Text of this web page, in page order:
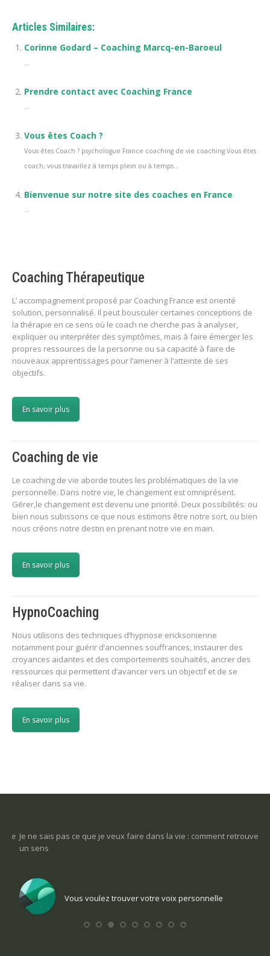
Articles Similaires:
Corinne Godard – Coaching Marcq-en-Baroeul
...
Prendre contact avec Coaching France
...
Vous êtes Coach ?
Vous êtes Coach ? psychologue France coaching de vie coaching Vous êtes
coach, vous travaillez à temps plein ou à temps...
Bienvenue sur notre site des coaches en France
...
Coaching Thérapeutique
L’ accompagnement proposé par Coaching France est orienté
solution, personnalisé. Il peut bousculer certaines conceptions de
la thérapie en ce sens où le coach ne cherche pas à analyser,
expliquer ou interpréter des symptômes, mais à faire émerger les
propres ressources de la personne ou sa capacité à faire de
nouveaux apprentissages pour l’amener à l’atteinte de ses
objectifs.
En savoir plus
Coaching de vie
Le coaching de vie aborde toutes les problématiques de la vie
personnelle. Dans notre vie, le changement est omniprésent.
Gérer,le changement est devenu une priorité. Deux possibilités: ou
bien nous subissons ce que nous estimons être notre sort, ou bien
nous créons notre destin en prenant notre vie en main.
En savoir plus
HypnoCoaching
Nous utilisons des techniques d’hypnose ericksonienne
notamment pour guérir d’anciennes souffrances, instaurer des
croyances aidantes et des comportements souhaités, ancrer des
ressources qui permettent d’avancer vers un objectif et de se
réaliser dans sa vie.
En savoir plus
Je ne sais pas ce que je veux faire dans la vie : comment retrouver
un sens
Vous voulez trouver votre voix personnelle